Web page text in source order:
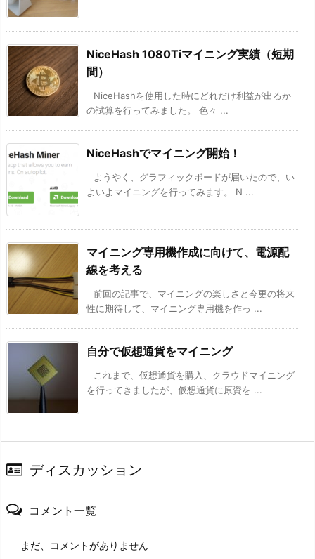
NiceHash 1080Tiマイニング実績（短期
間）
NiceHashを使用した時にどれだけ利益が出るか
の試算を行ってみました。 色々 ...
NiceHashでマイニング開始！
ようやく、グラフィックボードが届いたので、い
よいよマイニングを行ってみます。 N ...
マイニング専用機作成に向けて、電源配
線を考える
前回の記事で、マイニングの楽しさと今更の将来
性に期待して、マイニング専用機を作っ ...
自分で仮想通貨をマイニング
これまで、仮想通貨を購入、クラウドマイニング
を行ってきましたが、仮想通貨に原資を ...
ディスカッション
コメント一覧
まだ、コメントがありません